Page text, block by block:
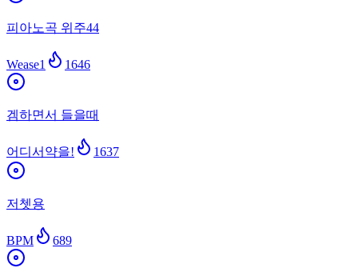
피아노곡 위주44
Wease1 1646
겜하면서 들을때
어디서약을! 1637
저쳇용
BPM 689